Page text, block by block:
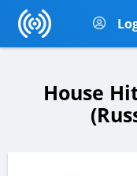
House